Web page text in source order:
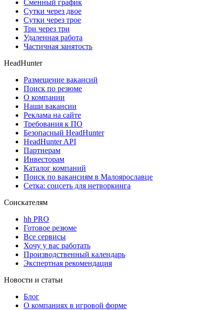
Сменный график
Сутки через двое
Сутки через трое
Три через три
Удаленная работа
Частичная занятость
HeadHunter
Размещение вакансий
Поиск по резюме
О компании
Наши вакансии
Реклама на сайте
Требования к ПО
Безопасный HeadHunter
HeadHunter API
Партнерам
Инвесторам
Каталог компаний
Поиск по вакансиям в Малоярославце
Сетка: соцсеть для нетворкинга
Соискателям
hh PRO
Готовое резюме
Все сервисы
Хочу у вас работать
Производственный календарь
Экспертная рекомендация
Новости и статьи
Блог
О компаниях в игровой форме